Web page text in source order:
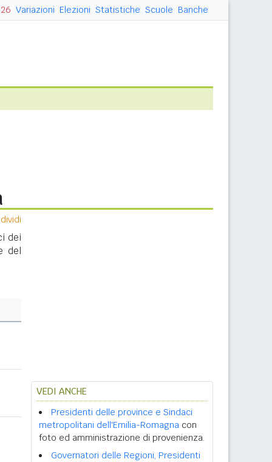
Variazioni Elezioni Statistiche Scuole Banche
dei
del
VEDI ANCHE
Presidenti delle province e Sindaci
metropolitani dell'Emilia-Romagna con
foto ed amministrazione di provenienza.
Governatori delle Regioni, Presidenti